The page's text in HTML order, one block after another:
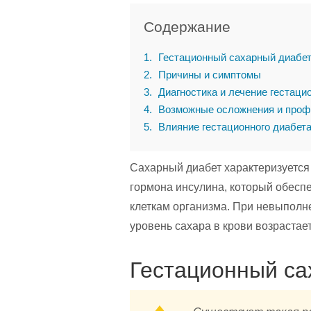
Содержание
1
Гестационный сахарный
2
Причины и симптомы
3
Диагностика и лечение
4
Возможные осложнения и
5
Влияние гестационного
Сахарный диабет
гормона инсулина, который
клеткам организма. При
уровень сахара в крови
Гестационный